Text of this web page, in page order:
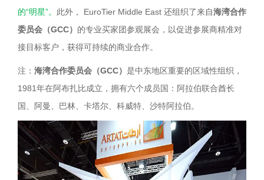
的“明星”。 此外， EuroTier Middle East 还组织了来自海湾合作
委员会（GCC） 的专业买家团参观展会，以促进参展商精准对
接目标客户，获得可持续的商业合作。
注： 海湾合作委员会（GCC） 是中东地区重要的区域性组织，
1981年在阿布扎比成立，拥有六个成员国：阿拉伯联合酋长
国、阿曼、巴林、卡塔尔、科威特、沙特阿拉伯。